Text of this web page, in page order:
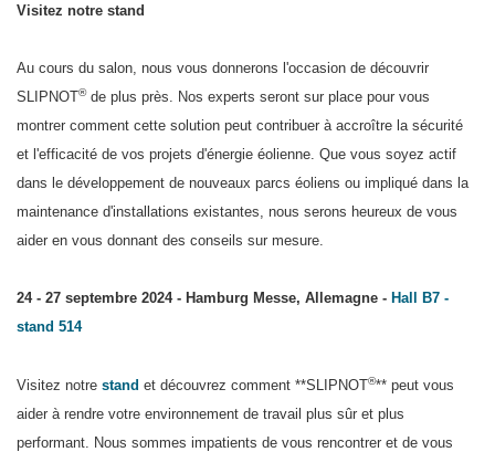
Visitez notre stand
Au cours du salon, nous vous donnerons l'occasion de découvrir
SLIPNOT®de plus près. Nos experts seront sur place pour vous
montrer comment cette solution peut contribuer à accroître la sécurité
et l'efficacité de vos projets d'énergie éolienne. Que vous soyez actif
dans le développement de nouveaux parcs éoliens ou impliqué dans la
maintenance d'installations existantes, nous serons heureux de vous
aider en vous donnant des conseils sur mesure.
24 - 27 septembre 2024 - Hamburg Messe, Allemagne - Hall B7 -
stand 514
Visitez notre stand et découvrez comment **SLIPNOT®** peut vous
aider à rendre votre environnement de travail plus sûr et plus
performant. Nous sommes impatients de vous rencontrer et de vous